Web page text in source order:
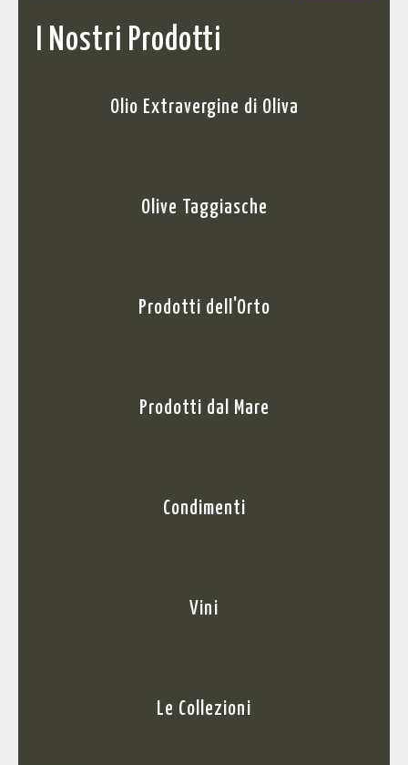
I Nostri Prodotti
Olio Extravergine di Oliva
Olive Taggiasche
Prodotti dell'Orto
Prodotti dal Mare
Condimenti
Vini
Le Collezioni